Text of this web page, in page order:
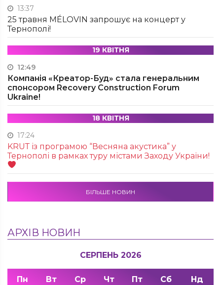
13:37
25 травня MÉLOVIN запрошує на концерт у
Тернополі!
19 КВІТНЯ
12:49
Компанія «Креатор-Буд» стала генеральним
спонсором Recovery Construction Forum
Ukraine!
18 КВІТНЯ
17:24
KRUТ із програмою “Весняна акустика” у
Тернополі в рамках туру містами Заходу України!
БІЛЬШЕ НОВИН
АРХІВ НОВИН
СЕРПЕНЬ 2026
Пн Вт Ср Чт Пт Сб Нд